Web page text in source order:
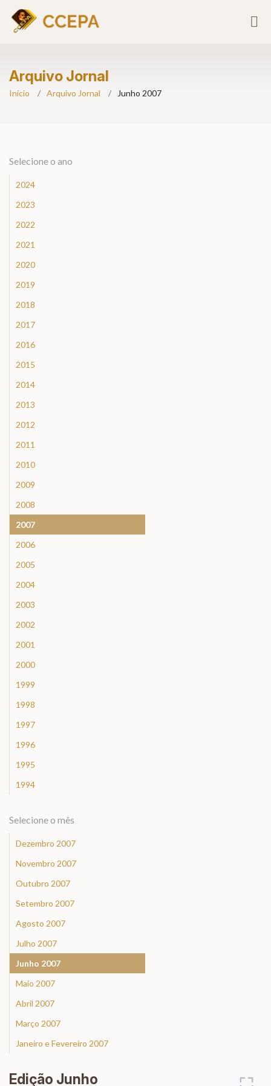
Arquivo Jornal
Início Arquivo Jornal Junho 2007
Selecione o ano
2024
2023
2022
2021
2020
2019
2018
2017
2016
2015
2014
2013
2012
2011
2010
2009
2008
2007
2006
2005
2004
2003
2002
2001
2000
1999
1998
1997
1996
1995
1994
Selecione o mês
Dezembro 2007
Novembro 2007
Outubro 2007
Setembro 2007
Agosto 2007
Julho 2007
Junho 2007
Maio 2007
Abril 2007
Março 2007
Janeiro e Fevereiro 2007
Edição Junho